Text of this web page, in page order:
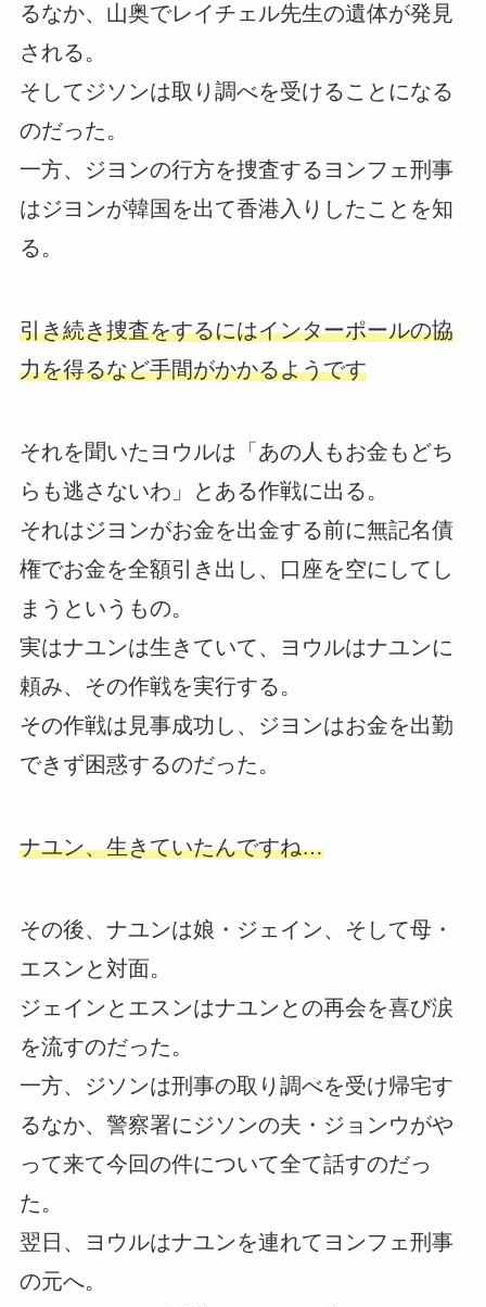
るなか、山奥でレイチェル先生の遺体が発見
される。
そしてジソンは取り調べを受けることになる
のだった。
一方、ジヨンの行方を捜査するヨンフェ刑事
はジヨンが韓国を出て香港入りしたことを知
る。
引き続き捜査をするにはインターポールの協
力を得るなど手間がかかるようです
それを聞いたヨウルは「あの人もお金もどち
らも逃さないわ」とある作戦に出る。
それはジヨンがお金を出金する前に無記名債
権でお金を全額引き出し、口座を空にしてし
まうというもの。
実はナユンは生きていて、ヨウルはナユンに
頼み、その作戦を実行する。
その作戦は見事成功し、ジヨンはお金を出勤
できず困惑するのだった。
ナユン、生きていたんですね…
その後、ナユンは娘・ジェイン、そして母・
エスンと対面。
ジェインとエスンはナユンとの再会を喜び涙
を流すのだった。
一方、ジソンは刑事の取り調べを受け帰宅す
るなか、警察署にジソンの夫・ジョンウがや
って来て今回の件について全て話すのだっ
た。
翌日、ヨウルはナユンを連れてヨンフェ刑事
の元へ。